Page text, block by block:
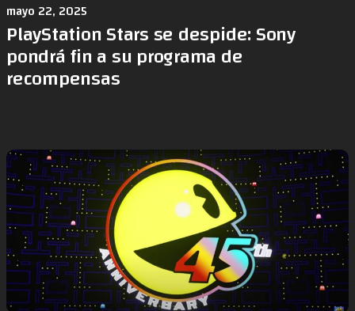
mayo 22, 2025
PlayStation Stars se despide: Sony
pondrá fin a su programa de
recompensas